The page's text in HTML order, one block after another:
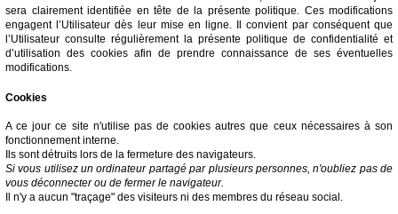
sera clairement identifiée en tête de la présente politique. Ces modifications
engagent l’Utilisateur dès leur mise en ligne. Il convient par conséquent que
l’Utilisateur consulte régulièrement la présente politique de confidentialité et
d’utilisation des cookies afin de prendre connaissance de ses éventuelles
modifications.
Cookies
A ce jour ce site n'utilise pas de cookies autres que ceux nécessaires à son
fonctionnement interne.
Ils sont détruits lors de la fermeture des navigateurs.
Si vous utilisez un ordinateur partagé par plusieurs personnes, n'oubliez pas de
vous déconnecter ou de fermer le navigateur.
Il n'y a aucun "traçage" des visiteurs ni des membres du réseau social.